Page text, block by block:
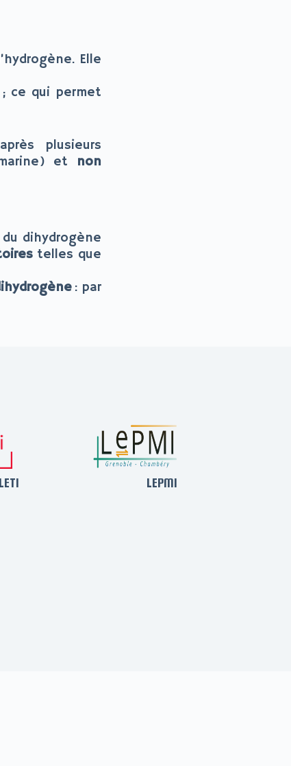
Elle
; ce qui permet
plusieurs
et non
dihydrogène
telles que
: par
LEPMI